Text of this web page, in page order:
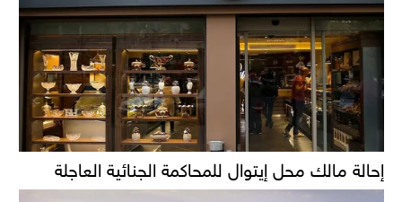
إحالة مالك محل إيتوال للمحاكمة الجنائية العاجلة